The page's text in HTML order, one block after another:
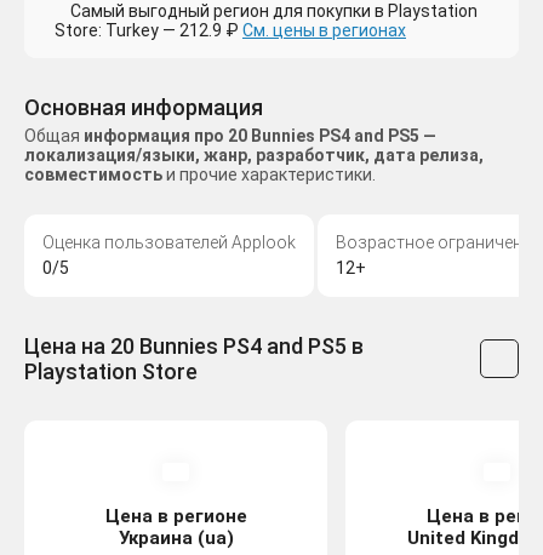
Самый выгодный регион для покупки в Playstation
Store: Turkey — 212.9 ₽ См. цены в регионах
Основная информация
Общая информация про 20 Bunnies PS4 and PS5 —
локализация/языки, жанр, разработчик, дата релиза,
совместимостьи прочие характеристики.
Оценка пользователей Applook
0/5
Возрастное ограничение
12+
Цена на 20 Bunnies PS4 and PS5 в
Playstation Store
Цена в регионе
Украина (ua)
Цена в
United